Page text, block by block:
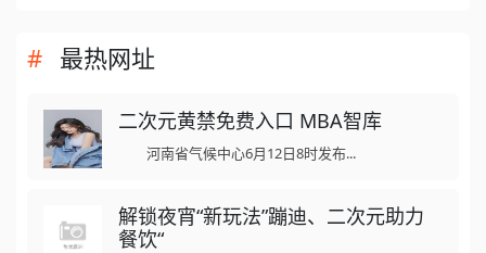
最热网址
二次元黄禁免费入口 MBA智库
河南省气候中心6月12日8时发布...
解锁夜宵“新玩法”蹦迪、二次元助力
餐饮“